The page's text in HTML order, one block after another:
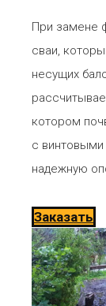
При замене
сваи,
несущих
котором
с
надежную
Заказать